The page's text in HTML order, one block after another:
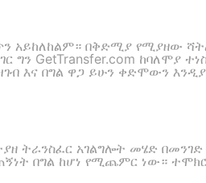
አይከለከልም። በቅድሚያ የሚያዘው
GetTransfer.com ከባለሞያ
እና በግል ዋጋ ይሁን ቀድሞውን
ትራንስፈር አገልግሎት መሄድ በመንገድ
በግል ከሆነ የሚጨምር ነው።